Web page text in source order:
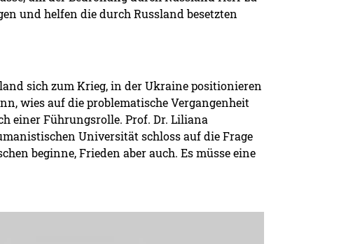
und helfen die durch Russland besetzten
sich zum Krieg, in der Ukraine positionieren
wies auf die problematische Vergangenheit
einer Führungsrolle. Prof. Dr. Liliana
Universität schloss auf die Frage
beginne, Frieden aber auch. Es müsse eine